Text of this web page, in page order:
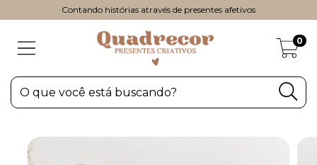
Contando histórias através de presentes afetivos
0